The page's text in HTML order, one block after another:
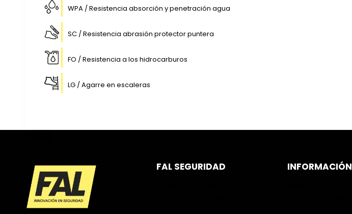
WPA / Resistencia absorción y penetración agua
SC / Resistencia abrasión protector puntera
FO / Resistencia a los hidrocarburos
LG / Agarre en escaleras
FAL SEGURIDAD INFORMACIÓN